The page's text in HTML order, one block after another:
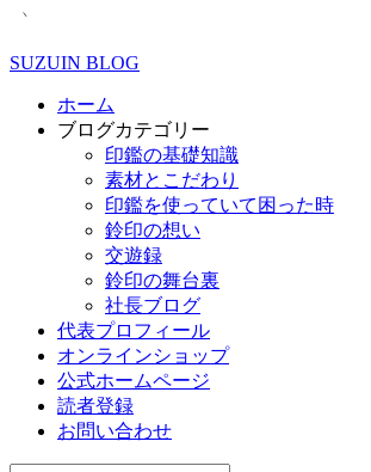
SUZUIN BLOG
ホーム
ブログカテゴリー
印鑑の基礎知識
素材とこだわり
印鑑を使っていて困った時
鈴印の想い
交遊録
鈴印の舞台裏
社長ブログ
代表プロフィール
オンラインショップ
公式ホームページ
読者登録
お問い合わせ